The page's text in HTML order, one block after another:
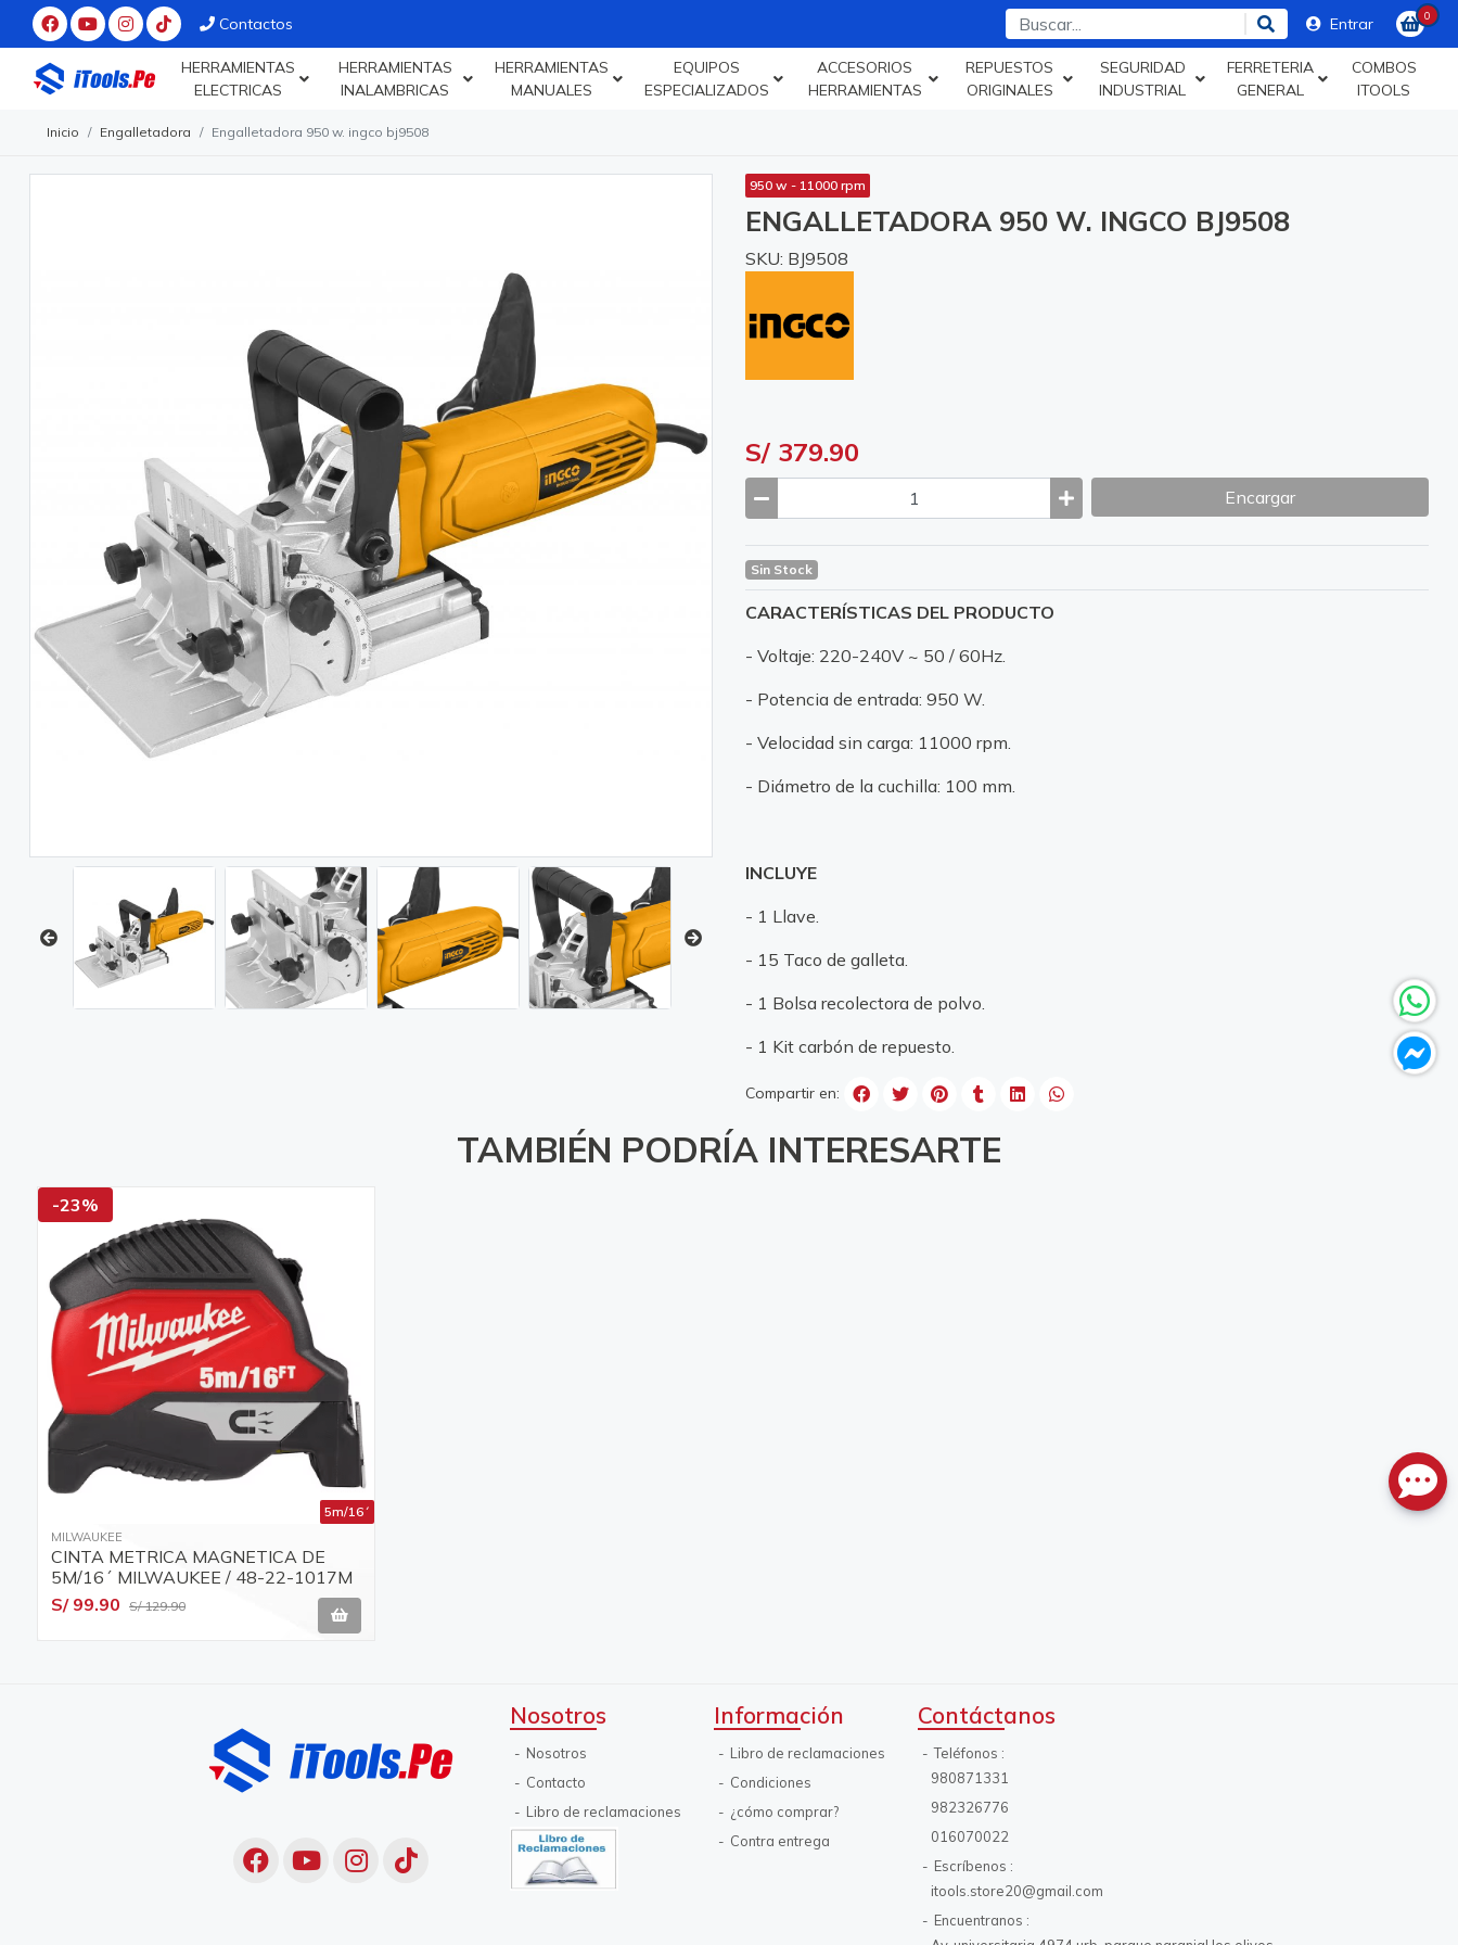
Contactos Entrar 0
HERRAMIENTAS
ELECTRICAS
HERRAMIENTAS
INALAMBRICAS
HERRAMIENTAS
MANUALES
EQUIPOS
ESPECIALIZADOS
ACCESORIOS
HERRAMIENTAS
REPUESTOS
ORIGINALES
SEGURIDAD
INDUSTRIAL
FERRETERIA
GENERAL
COMBOS
ITOOLS
Inicio Engalletadora Engalletadora 950 w. ingco bj9508
950 w - 11000 rpm
ENGALLETADORA 950 W. INGCO BJ9508
SKU: BJ9508
S/ 379.90
Encargar
Sin Stock
CARACTERÍSTICAS DEL PRODUCTO
- Voltaje: 220-240V ~ 50 / 60Hz.
- Potencia de entrada: 950 W.
- Velocidad sin carga: 11000 rpm.
- Diámetro de la cuchilla: 100 mm.
INCLUYE
- 1 Llave.
- 15 Taco de galleta.
- 1 Bolsa recolectora de polvo.
- 1 Kit carbón de repuesto.
Compartir en:
TAMBIÉN PODRÍA INTERESARTE
-23%
5m/16´
MILWAUKEE
CINTA METRICA MAGNETICA DE
5M/16´ MILWAUKEE / 48-22-1017M
S/ 99.90 S/ 129.90
Nosotros
Nosotros
Contacto
Libro de reclamaciones
Información
Libro de reclamaciones
Condiciones
¿cómo comprar?
Contra entrega
Contáctanos
Teléfonos
980871331
982326776
016070022
Escríbenos
itools.store20@gmail.com
Encuentranos